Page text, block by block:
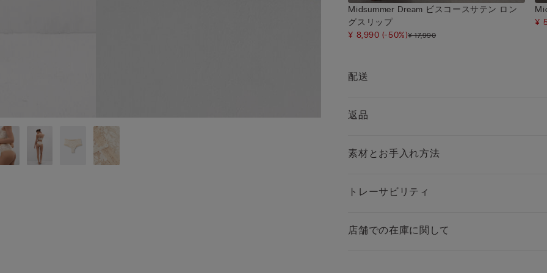
Midsummer Dream ビスコースサテン ロン
グスリップ
¥ 8,990 (-50%)¥ 17,990
¥
配送
返品
素材とお手入れ方法
トレーサビリティ
店舗での在庫に関して